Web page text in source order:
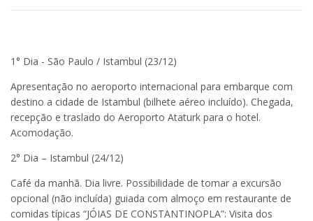
1° Dia - São Paulo / Istambul (23/12)
Apresentação no aeroporto internacional para embarque com
destino a cidade de Istambul (bilhete aéreo incluído). Chegada,
recepção e traslado do Aeroporto Ataturk para o hotel.
Acomodação.
2° Dia – Istambul (24/12)
Café da manhã. Dia livre. Possibilidade de tomar a excursão
opcional (não incluída) guiada com almoço em restaurante de
comidas típicas “JÓIAS DE CONSTANTINOPLA”: Visita dos